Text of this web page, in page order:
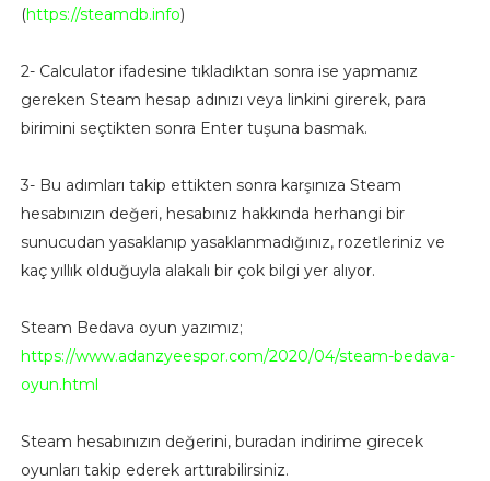
(https://steamdb.info)
2- Calculator ifadesine tıkladıktan sonra ise yapmanız
gereken Steam hesap adınızı veya linkini girerek, para
birimini seçtikten sonra Enter tuşuna basmak.
3- Bu adımları takip ettikten sonra karşınıza Steam
hesabınızın değeri, hesabınız hakkında herhangi bir
sunucudan yasaklanıp yasaklanmadığınız, rozetleriniz ve
kaç yıllık olduğuyla alakalı bir çok bilgi yer alıyor.
Steam Bedava oyun yazımız;
https://www.adanzyeespor.com/2020/04/steam-bedava-
oyun.html
Steam hesabınızın değerini, buradan indirime girecek
oyunları takip ederek arttırabilirsiniz.